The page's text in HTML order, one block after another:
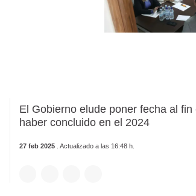
El Gobierno elude poner fecha al
haber concluido en el 2024
27 feb 2025. Actualizado a las 16:48 h.